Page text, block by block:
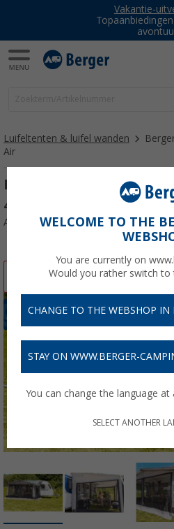
Vakantie-
Luifeltenten & luifel wanden
Air
Berger
4 m
Artikelnr: 286120
-24%
WELCOME TO THE
You are currently on
Would you rather switch to
CHANGE TO THE WEBSHOP IN
STAY ON WWW.BERGER-
You can change the language
SELECT ANOTHER